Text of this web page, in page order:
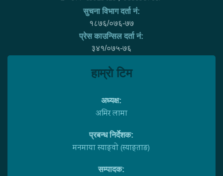
सुचना विभाग दर्ता नं:
१८७६/०७६-७७
प्रेस काउन्सिल दर्ता नं:
३४१/०७५-७६
हाम्राे टिम
अध्यक्ष:
अमिर लामा
प्रबन्ध निर्देशक:
मनमाया स्याङ्वाे (स्याङ्ताङ)
सम्पादक: